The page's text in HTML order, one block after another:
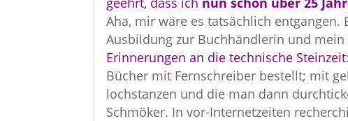
Aha, mir wäre es tatsächlich
Ausbildung zur Buchhändlerin und
Erinnerungen an die technische Steinzeit
Bücher mit Fernschreiber bestellt; mit
lochstanzen und die man dann
Schmöker. In vor-Internetzeiten